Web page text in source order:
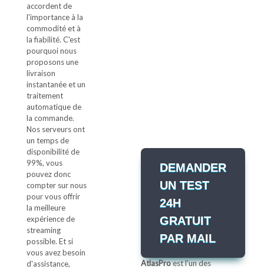
accordent de
l'importance à la
commodité et à
la fiabilité. C'est
pourquoi nous
proposons une
livraison
instantanée et un
traitement
automatique de
la commande.
Nos serveurs ont
un temps de
disponibilité de
99%, vous
pouvez donc
compter sur nous
pour vous offrir
la meilleure
expérience de
streaming
possible. Et si
vous avez besoin
d'assistance,
DEMANDER
UN TEST
24H
GRATUIT
PAR MAIL
AtlasProest l'un des